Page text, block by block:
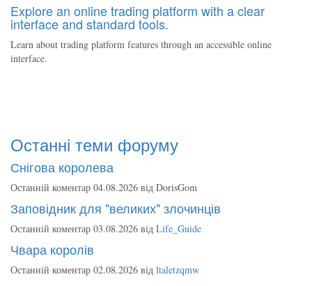
Explore an online trading platform with a clear
interface and standard tools.
Learn about trading platform features through an accessible online
interface.
Останні теми форуму
Снігова королева
Останній коментар 04.08.2026 від DorisGom
Заповідник для "великих" злочинців
Останній коментар 03.08.2026 від Life_Guide
Чвара королів
Останній коментар 02.08.2026 від ltaletzqmw